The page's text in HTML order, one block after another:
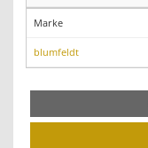
Marke
blumfeldt